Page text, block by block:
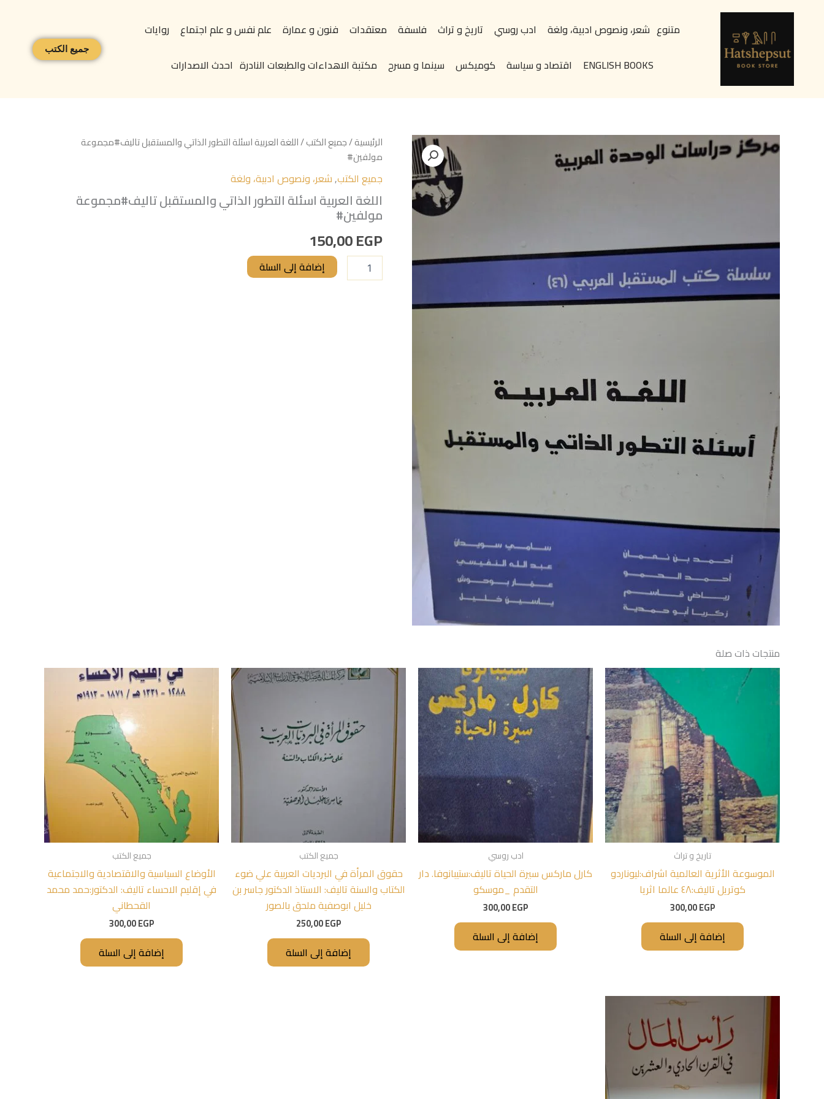
content
متنوع شعر، ونصوص ادبية، ولغة ادب روسي تاريخ و تراث فلسفة معتقدات فنون و عمارة علم نفس و علم اجتماع
روايات
ENGLISH BOOKS
اقتصاد و سياسة كوميكس سينما و مسرح مكتبة الاهداءات والطبعات النادرة احدث الاصدارات
جميع الكتب
الرئيسية/جميع الكتب/ اللغة العربية اسئلة التطور الذاتي والمستقبل تاليف#مجموعة
مولفين#
جميع الكتب,شعر، ونصوص ادبية، ولغة
اللغة العربية اسئلة التطور الذاتي والمستقبل تاليف#مجموعة
مولفين#
150,00EGP
كمية
اللغة
العربية
اسئلة
التطور
الذاتي
والمستقبل
تاليف#مجموعة
مولفين#
إضافة إلى السلة
منتجات ذات صلة
تاريخ و تراث
الموسوعة الأثرية العالمية اشراف:ليوناردو
كوتريل تاليف:٤٨ عالما اثريا
300,00EGP
إضافة إلى السلة
ادب روسي
كارل ماركس سيرة الحياة تاليف:ستيبانوفا. دار
التقدم _موسكو
300,00EGP
إضافة إلى السلة
جميع الكتب
حقوق المرأة في البرديات العربية علي ضوء
الكتاب والسنة تاليف: الاستاذ الدكتور جاسر بن
خليل ابوصفية ملحق بالصور
250,00EGP
إضافة إلى السلة
جميع الكتب
الأوضاع السياسية والاقتصادية والاجتماعية
في إقليم الاحساء تاليف: الدكتور:حمد محمد
القحطاني
300,00EGP
إضافة إلى السلة